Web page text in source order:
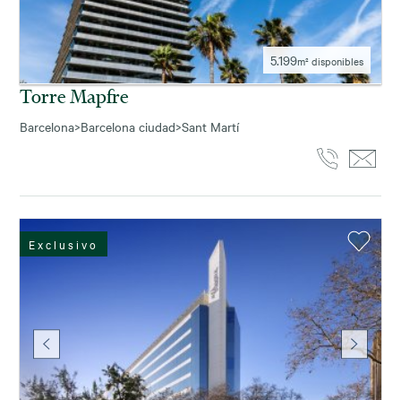
5.199m² disponibles
Torre Mapfre
Barcelona>Barcelona ciudad>Sant Martí
Exclusivo